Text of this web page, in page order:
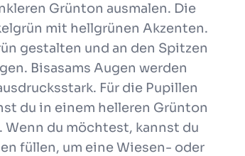
Grünton ausmalen. Die
mit hellgrünen Akzenten.
gestalten und an den Spitzen
Bisasams Augen werden
Für die Pupillen
du in einem helleren Grünton
Wenn du möchtest, kannst du
füllen, um eine Wiesen- oder